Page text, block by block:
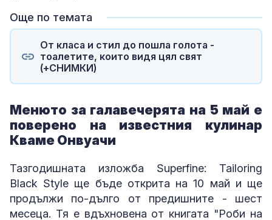
Още по темата
От класа и стил до пошла голота -
тоалетите, които видя цял свят
(+СНИМКИ)
Менюто за галавечерята на 5 май е
поверено на известния кулинар
Кваме Онвуачи
Тазгодишната изложба Superfine: Tailoring
Black Style ще бъде открита на 10 май и ще
продължи по-дълго от предишните - шест
месеца. Тя е вдъхновена от книгата "Роби на